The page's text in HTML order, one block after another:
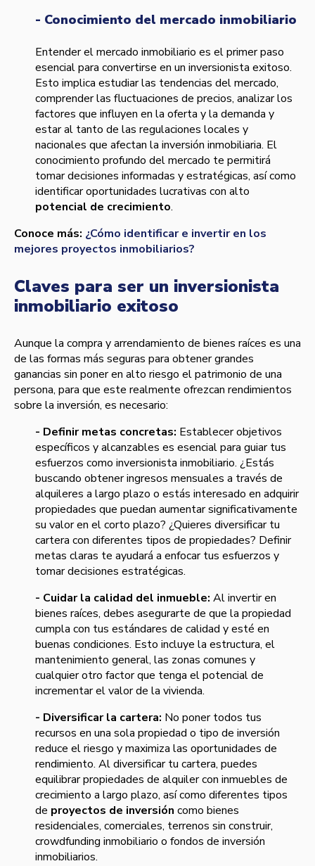
- Conocimiento del mercado inmobiliario
Entender el mercado inmobiliario es el primer paso
esencial para convertirse en un inversionista exitoso.
Esto implica estudiar las tendencias del mercado,
comprender las fluctuaciones de precios, analizar los
factores que influyen en la oferta y la demanda y
estar al tanto de las regulaciones locales y
nacionales que afectan la inversión inmobiliaria. El
conocimiento profundo del mercado te permitirá
tomar decisiones informadas y estratégicas, así como
identificar oportunidades lucrativas con alto
potencial de crecimiento.
Conoce más: ¿Cómo identificar e invertir en los
mejores proyectos inmobiliarios?
Claves para ser un inversionista
inmobiliario exitoso
Aunque la compra y arrendamiento de bienes raíces es una
de las formas más seguras para obtener grandes
ganancias sin poner en alto riesgo el patrimonio de una
persona, para que este realmente ofrezcan rendimientos
sobre la inversión, es necesario:
- Definir metas concretas: Establecer objetivos
específicos y alcanzables es esencial para guiar tus
esfuerzos como inversionista inmobiliario. ¿Estás
buscando obtener ingresos mensuales a través de
alquileres a largo plazo o estás interesado en adquirir
propiedades que puedan aumentar significativamente
su valor en el corto plazo? ¿Quieres diversificar tu
cartera con diferentes tipos de propiedades? Definir
metas claras te ayudará a enfocar tus esfuerzos y
tomar decisiones estratégicas.
- Cuidar la calidad del inmueble: Al invertir en
bienes raíces, debes asegurarte de que la propiedad
cumpla con tus estándares de calidad y esté en
buenas condiciones. Esto incluye la estructura, el
mantenimiento general, las zonas comunes y
cualquier otro factor que tenga el potencial de
incrementar el valor de la vivienda.
- Diversificar la cartera: No poner todos tus
recursos en una sola propiedad o tipo de inversión
reduce el riesgo y maximiza las oportunidades de
rendimiento. Al diversificar tu cartera, puedes
equilibrar propiedades de alquiler con inmuebles de
crecimiento a largo plazo, así como diferentes tipos
de proyectos de inversión como bienes
residenciales, comerciales, terrenos sin construir,
crowdfunding inmobiliario o fondos de inversión
inmobiliarios.